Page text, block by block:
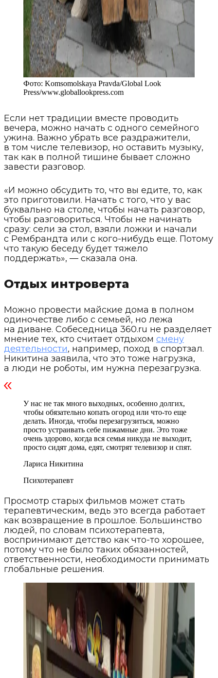
Фото: Komsomolskaya Pravda/Global Look
Press/www.globallookpress.com
Если нет традиции вместе проводить
вечера, можно начать с одного семейного
ужина. Важно убрать все раздражители,
в том числе телевизор, но оставить музыку,
так как в полной тишине бывает сложно
завести разговор.
«И можно обсудить то, что вы едите, то, как
это приготовили. Начать с того, что у вас
буквально на столе, чтобы начать разговор,
чтобы разговориться. Чтобы не начинать
сразу: сели за стол, взяли ложки и начали
с Рембрандта или с кого-нибудь еще. Потому
что такую беседу будет тяжело
поддержать», — сказала она.
Отдых интроверта
Можно провести майские дома в полном
одиночестве либо с семьей, но лежа
на диване. Собеседница 360.ru не разделяет
мнение тех, кто считает отдыхом смену
деятельности, например, поход в спортзал.
Никитина заявила, что это тоже нагрузка,
а люди не роботы, им нужна перезагрузка.
У нас не так много выходных, особенно долгих,
чтобы обязательно копать огород или что-то еще
делать. Иногда, чтобы перезагрузиться, можно
просто устраивать себе пижамные дни. Это тоже
очень здорово, когда вся семья никуда не выходит,
просто сидят дома, едят, смотрят телевизор и спят.
Лариса Никитина
Психотерапевт
Просмотр старых фильмов может стать
терапевтическим, ведь это всегда работает
как возвращение в прошлое. Большинство
людей, по словам психотерапевта,
воспринимают детство как что-то хорошее,
потому что не было таких обязанностей,
ответственности, необходимости принимать
глобальные решения.